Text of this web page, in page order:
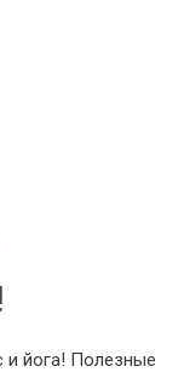
и йога! Полезные